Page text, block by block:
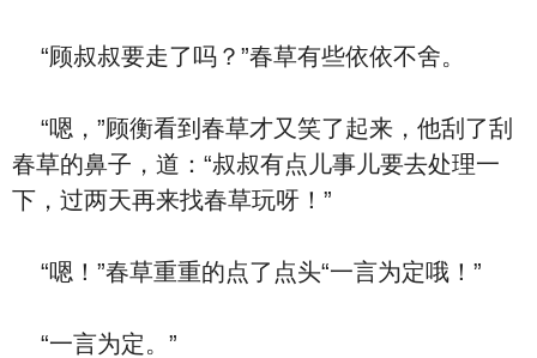
“顾叔叔要走了吗？”春草有些依依不舍。
“嗯，”顾衡看到春草才又笑了起来，他刮了刮
春草的鼻子，道：“叔叔有点儿事儿要去处理一
下，过两天再来找春草玩呀！”
“嗯！”春草重重的点了点头“一言为定哦！”
“一言为定。”